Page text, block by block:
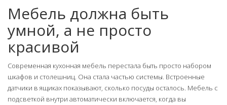
Мебель должна быть
умной, а не просто
красивой
Современная кухонная мебель перестала быть просто набором
шкафов и столешниц. Она стала частью системы. Встроенные
датчики в ящиках показывают, сколько посуды осталось. Мебель с
подсветкой внутри автоматически включается, когда вы